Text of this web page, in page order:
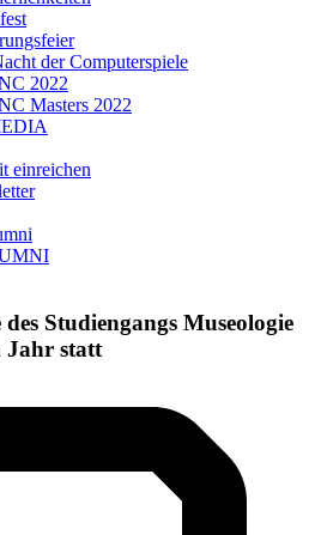
der Computerspiele
2022
Masters 2022
einreichen
Studiengangs Museologie
Jahr statt